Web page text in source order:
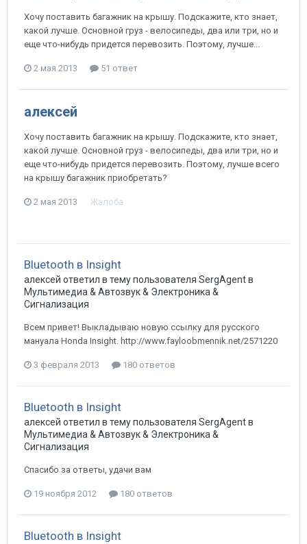
Хочу поставить багажник на крышу. Подскажите, кто знает,
какой лучше. Основной груз - велосипеды, два или три, но и
еще что-нибудь придется перевозить. Поэтому, лучше...
2 мая 2013 51 ответ
алексей
Хочу поставить багажник на крышу. Подскажите, кто знает,
какой лучше. Основной груз - велосипеды, два или три, но и
еще что-нибудь придется перевозить. Поэтому, лучше всего
на крышу багажник приобретать?
2 мая 2013 Жалоба
Bluetooth в Insight
алексей ответил в тему пользователя SergAgentв
Мультимедиа & Автозвук & Электроника &
Сигнализация
Всем привет! Выкладываю новую ссылку для русского
мануала Honda Insight. http://www.fayloobmennik.net/2571220
3 февраля 2013 180 ответов
Bluetooth в Insight
алексей ответил в тему пользователя SergAgentв
Мультимедиа & Автозвук & Электроника &
Сигнализация
Спасибо за ответы, удачи вам
19 ноября 2012 180 ответов
Bluetooth в Insight